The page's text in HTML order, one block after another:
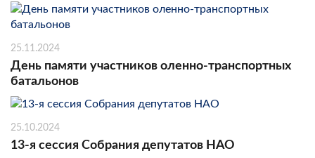
25.11.2024
День памяти участников оленно-транспортных
батальонов
25.10.2024
13-я сессия Собрания депутатов НАО